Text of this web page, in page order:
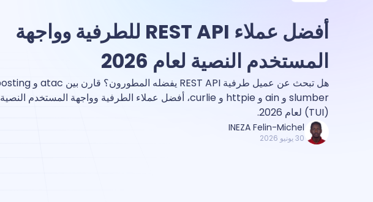
أفضل عملاء REST API للطرفية وواجهة
المستخدم النصية لعام 2026
slumber و ain و httpie و curlie، أفضل عملاء الطرفية وواجهة المستخدم النصية
(TUI) لعام 2026.
INEZA Felin-Michel
30 يونيو 2026